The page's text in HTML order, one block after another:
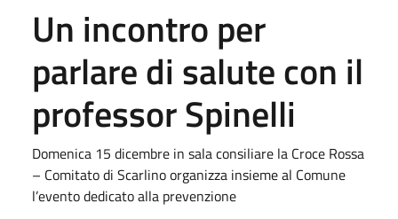
Un incontro per
parlare di salute con il
professor Spinelli
Domenica 15 dicembre in sala consiliare la Croce Rossa
– Comitato di Scarlino organizza insieme al Comune
l’evento dedicato alla prevenzione